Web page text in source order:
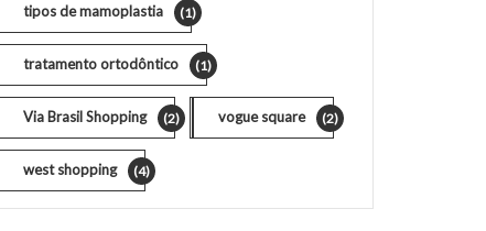
tipos de mamoplastia (1)
tratamento ortodôntico (1)
Via Brasil Shopping (2) vogue square (2)
west shopping (4)